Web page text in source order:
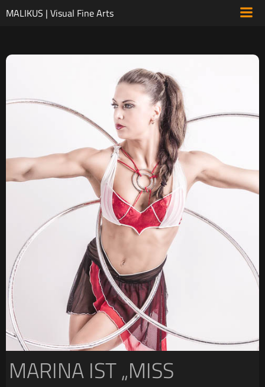
MALIKUS | Visual Fine Arts
MARINA IST „MISS